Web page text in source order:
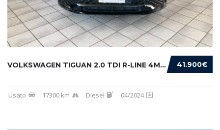
41.900€
VOLKSWAGEN TIGUAN 2.0 TDI R-LINE 4MOTION 193...
Usato 17300 km Diesel 04/2024